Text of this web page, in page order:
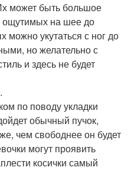
может быть большое
ощутимых на шее до
можно укутаться с ног до
но желательно с
и здесь не будет
по поводу укладки
обычный пучок,
чем свободнее он будет
могут проявить
косички самый